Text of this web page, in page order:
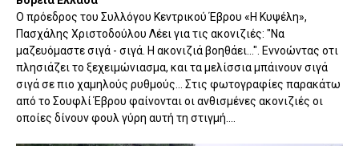
Ο πρόεδρος του Συλλόγου Κεντρικού Έβρου «Η Κυψέλη»,
Πασχάλης Χριστοδούλου Λέει για τις ακονιζιές: "Να
μαζευόμαστε σιγά - σιγά. Η ακονιζιά βοηθάει...". Εννοώντας οτι
πλησιάζει το ξεχειμώνιασμα, και τα μελίσσια μπάινουν σιγά
σιγά σε πιο χαμηλούς ρυθμούς... Στις φωτογραφίες παρακάτω
από το Σουφλί Έβρου φαίνονται οι ανθισμένες ακονιζιές οι
οποίες δίνουν φουλ γύρη αυτή τη στιγμή....